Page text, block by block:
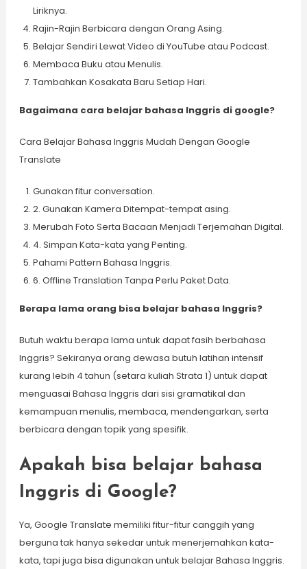
Liriknya.
Rajin-Rajin Berbicara dengan Orang Asing.
Belajar Sendiri Lewat Video di YouTube atau Podcast.
Membaca Buku atau Menulis.
Tambahkan Kosakata Baru Setiap Hari.
Bagaimana cara belajar bahasa Inggris di google?
Cara Belajar Bahasa Inggris Mudah Dengan Google
Translate
Gunakan fitur conversation.
2. Gunakan Kamera Ditempat-tempat asing.
Merubah Foto Serta Bacaan Menjadi Terjemahan Digital.
4. Simpan Kata-kata yang Penting.
Pahami Pattern Bahasa Inggris.
6. Offline Translation Tanpa Perlu Paket Data.
Berapa lama orang bisa belajar bahasa Inggris?
Butuh waktu berapa lama untuk dapat fasih berbahasa
Inggris? Sekiranya orang dewasa butuh latihan intensif
kurang lebih 4 tahun (setara kuliah Strata 1) untuk dapat
menguasai Bahasa Inggris dari sisi gramatikal dan
kemampuan menulis, membaca, mendengarkan, serta
berbicara dengan topik yang spesifik.
Apakah bisa belajar bahasa
Inggris di Google?
Ya, Google Translate memiliki fitur-fitur canggih yang
berguna tak hanya sekedar untuk menerjemahkan kata-
kata, tapi juga bisa digunakan untuk belajar Bahasa Inggris.